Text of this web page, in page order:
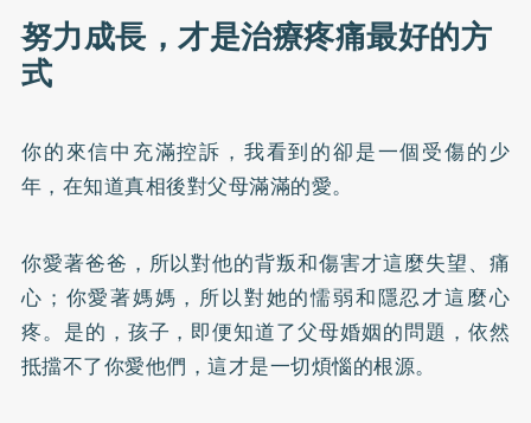
努力成長，才是治療疼痛最好的方
式
你的來信中充滿控訴，我看到的卻是一個受傷的少
年，在知道真相後對父母滿滿的愛。
你愛著爸爸，所以對他的背叛和傷害才這麼失望、痛
心；你愛著媽媽，所以對她的懦弱和隱忍才這麼心
疼。是的，孩子，即便知道了父母婚姻的問題，依然
抵擋不了你愛他們，這才是一切煩惱的根源。